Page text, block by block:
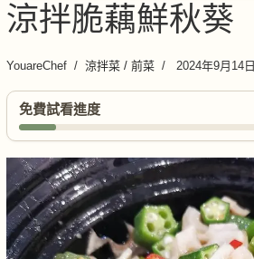
涼拌脆藕鮮秋葵
YouareChef 涼拌菜 / 前菜 2024年9月14日
免費試看進度